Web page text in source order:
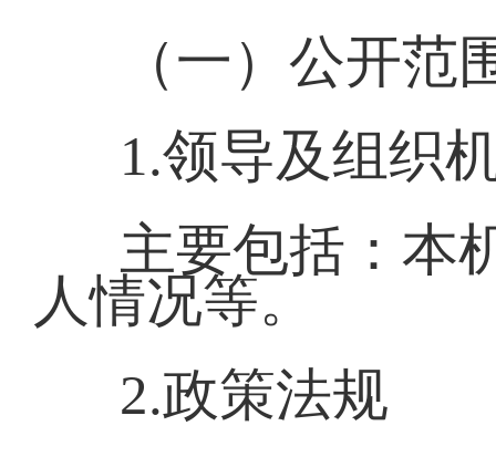
（一）公开范
1.领导及组织
主要包括：本
人情况等。
2.政策法规